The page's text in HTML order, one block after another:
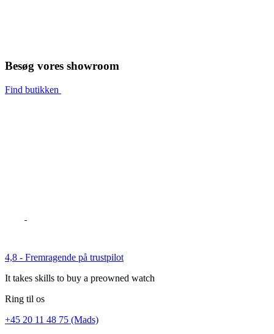
Besøg vores showroom
Find butikken
4,8 - Fremragende på trustpilot
It takes skills to buy a preowned watch
Ring til os
+45 20 11 48 75 (Mads)